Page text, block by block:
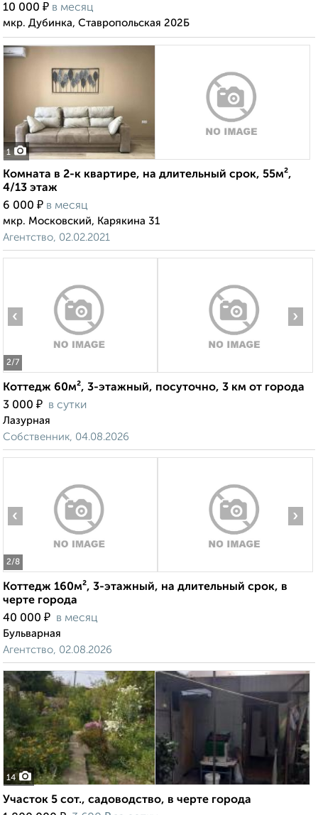
10 000 ₽ в месяц
мкр. Дубинка, Ставропольская 202Б
1
Комната в 2-к квартире, на длительный срок, 55м²,
4/13 этаж
6 000 ₽ в месяц
мкр. Московский, Карякина 31
Агентство, 02.02.2021
2/7
‹ ›
Коттедж 60м², 3-этажный, посуточно, 3 км от города
3 000 ₽ в сутки
Лазурная
Собственник, 04.08.2026
2/8
‹ ›
Коттедж 160м², 3-этажный, на длительный срок, в
черте города
40 000 ₽ в месяц
Бульварная
Агентство, 02.08.2026
14
Участок 5 сот., садоводство, в черте города